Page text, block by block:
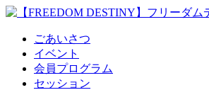
ごあいさつ
イベント
会員プログラム
セッション